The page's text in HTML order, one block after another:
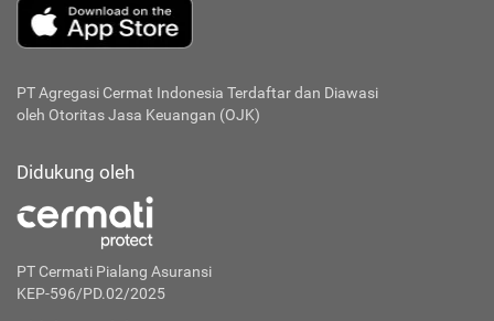
PT Agregasi Cermat Indonesia Terdaftar dan Diawasi
oleh Otoritas Jasa Keuangan (OJK)
Didukung oleh
PT Cermati Pialang Asuransi
KEP-596/PD.02/2025